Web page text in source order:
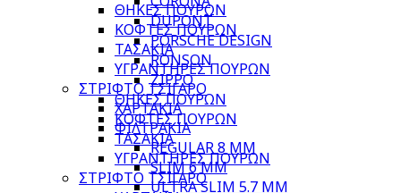
ΘΗΚΕΣ ΠΟΥΡΩΝ
ΚΟΦΤΕΣ ΠΟΥΡΩΝ
ΤΑΣΑΚΙΑ
ΥΓΡΑΝΤΗΡΕΣ ΠΟΥΡΩΝ
ΣΤΡΙΦΤΟ ΤΣΙΓΑΡΟ
ΧΑΡΤΑΚΙΑ
ΦΙΛΤΡΑΚΙΑ
REGULAR 8 MM
SLIM 6 MM
ULTRA SLIM 5.7 MM
DUPONT
PORSCHE DESIGN
RONSON
ZIPPO
ΘΗΚΕΣ ΠΟΥΡΩΝ
ΚΟΦΤΕΣ ΠΟΥΡΩΝ
ΤΑΣΑΚΙΑ
ΥΓΡΑΝΤΗΡΕΣ ΠΟΥΡΩΝ
ΣΤΡΙΦΤΟ ΤΣΙΓΑΡΟ